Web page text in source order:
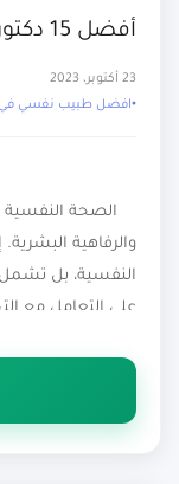
أفضل 15 دكتور نفسي في ام سقيم دبي
23 أكتوبر، 2023
افضل طبيب نفسي في
الصحة النفسية
والرفاهية
النفسية، بل تشمل
على التعامل مع
الصحة النفسية